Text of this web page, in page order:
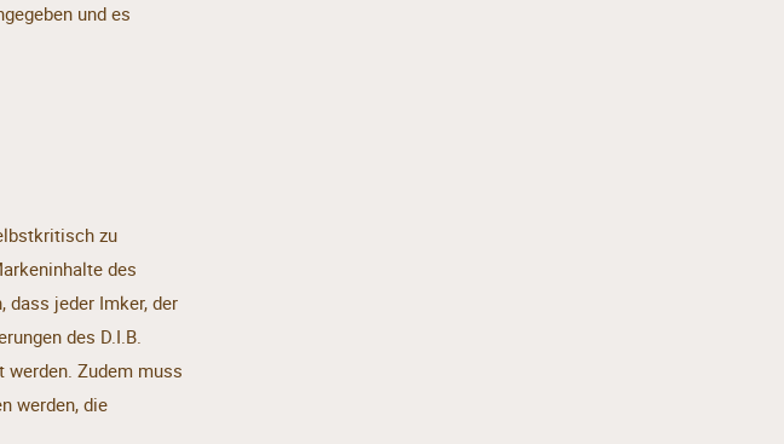
und es
zu
des
dass jeder Imker, der
des D.I.B.
werden. Zudem muss
werden, die